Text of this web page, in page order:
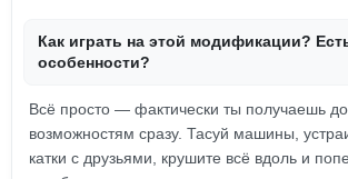
Как играть на этой модификации?
особенности?
Всё просто — фактически ты получаешь
возможностям сразу. Тасуй машины,
катки с друзьями, крушите всё вдоль и